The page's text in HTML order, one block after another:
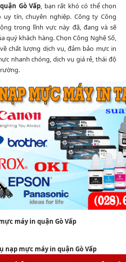
Gò Vấp, bạn rất khó có thể chọn
tín, chuyên nghiệp. Công ty Công
trong lĩnh vực này đã, đang và sẽ
quý khách hàng. Chọn Công Nghệ Số,
chất lượng dịch vụ, đảm bảo mực in
nhanh chóng, dịch vụ giá rẻ, thái độ
máy in quận Gò Vấp
nạp mực máy in quận Gò Vấp